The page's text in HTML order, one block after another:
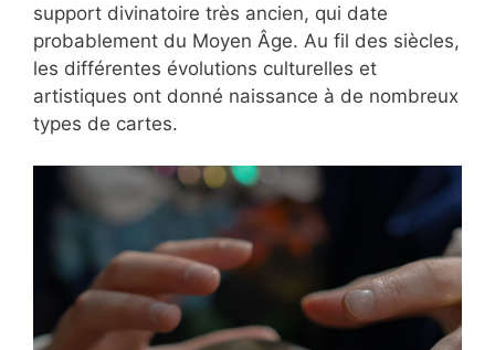
support divinatoire très ancien, qui date
probablement du Moyen Âge. Au fil des siècles,
les différentes évolutions culturelles et
artistiques ont donné naissance à de nombreux
types de cartes.